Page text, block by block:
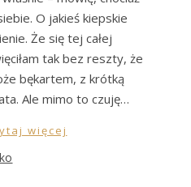
O jakieś kiepskie
Że się tej całej
tak bez reszty, że
bękartem, z krótką
Ale mimo to czuję…
więcej